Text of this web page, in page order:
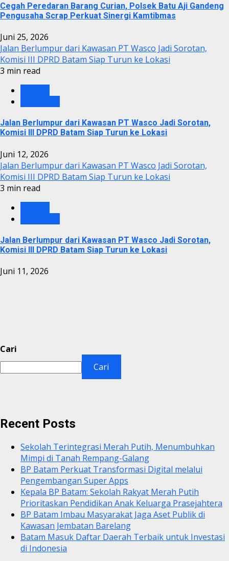
Cegah Peredaran Barang Curian, Polsek Batu Aji Gandeng
Pengusaha Scrap Perkuat Sinergi Kamtibmas
Juni 25, 2026
Jalan Berlumpur dari Kawasan PT Wasco Jadi Sorotan,
Komisi III DPRD Batam Siap Turun ke Lokasi
3 min read
Jalan Berlumpur dari Kawasan PT Wasco Jadi Sorotan,
Komisi III DPRD Batam Siap Turun ke Lokasi
Juni 12, 2026
Jalan Berlumpur dari Kawasan PT Wasco Jadi Sorotan,
Komisi III DPRD Batam Siap Turun ke Lokasi
3 min read
Jalan Berlumpur dari Kawasan PT Wasco Jadi Sorotan,
Komisi III DPRD Batam Siap Turun ke Lokasi
Juni 11, 2026
Cari
Cari
Recent Posts
Sekolah Terintegrasi Merah Putih, Menumbuhkan
Mimpi di Tanah Rempang-Galang
BP Batam Perkuat Transformasi Digital melalui
Pengembangan Super Apps
Kepala BP Batam: Sekolah Rakyat Merah Putih
Prioritaskan Pendidikan Anak Keluarga Prasejahtera
BP Batam Imbau Masyarakat Jaga Aset Publik di
Kawasan Jembatan Barelang
Batam Masuk Daftar Daerah Terbaik untuk Investasi
di Indonesia